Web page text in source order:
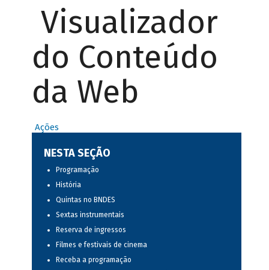
Visualizador
do Conteúdo
da Web
Ações
NESTA SEÇÃO
Programação
História
Quintas no BNDES
Sextas instrumentais
Reserva de ingressos
Filmes e festivais de cinema
Receba a programação